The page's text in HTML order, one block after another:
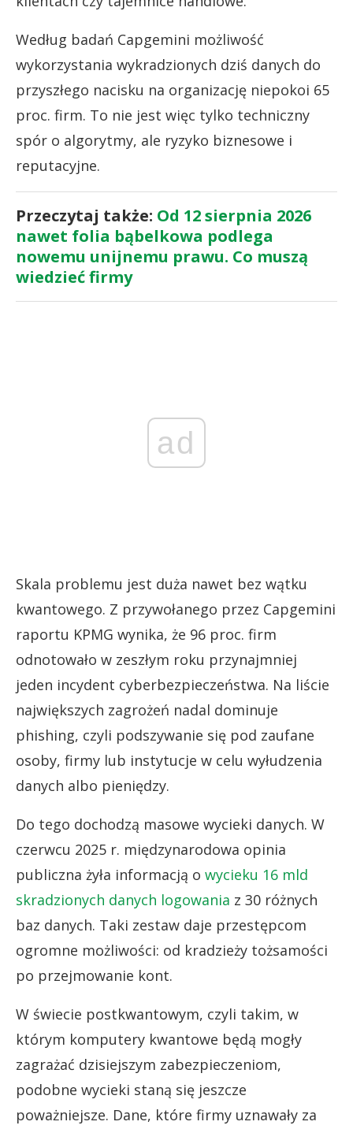
Według badań Capgemini możliwość
wykorzystania wykradzionych dziś danych do
przyszłego nacisku na organizację niepokoi 65
proc. firm. To nie jest więc tylko techniczny
spór o algorytmy, ale ryzyko biznesowe i
reputacyjne.
Przeczytaj także: Od 12 sierpnia 2026
nawet folia bąbelkowa podlega
nowemu unijnemu prawu. Co muszą
wiedzieć firmy
ad
Skala problemu jest duża nawet bez wątku
kwantowego. Z przywołanego przez Capgemini
raportu KPMG wynika, że 96 proc. firm
odnotowało w zeszłym roku przynajmniej
jeden incydent cyberbezpieczeństwa. Na liście
największych zagrożeń nadal dominuje
phishing, czyli podszywanie się pod zaufane
osoby, firmy lub instytucje w celu wyłudzenia
danych albo pieniędzy.
Do tego dochodzą masowe wycieki danych. W
czerwcu 2025 r. międzynarodowa opinia
publiczna żyła informacją o wycieku 16 mld
skradzionych danych logowania z 30 różnych
baz danych. Taki zestaw daje przestępcom
ogromne możliwości: od kradzieży tożsamości
po przejmowanie kont.
W świecie postkwantowym, czyli takim, w
którym komputery kwantowe będą mogły
zagrażać dzisiejszym zabezpieczeniom,
podobne wycieki staną się jeszcze
poważniejsze. Dane, które firmy uznawały za